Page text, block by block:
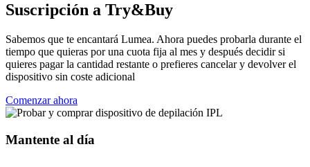
Suscripción a Try&Buy
Sabemos que te encantará Lumea. Ahora puedes probarla durante el
tiempo que quieras por una cuota fija al mes y después decidir si
quieres pagar la cantidad restante o prefieres cancelar y devolver el
dispositivo sin coste adicional
Comenzar ahora
Mantente al día